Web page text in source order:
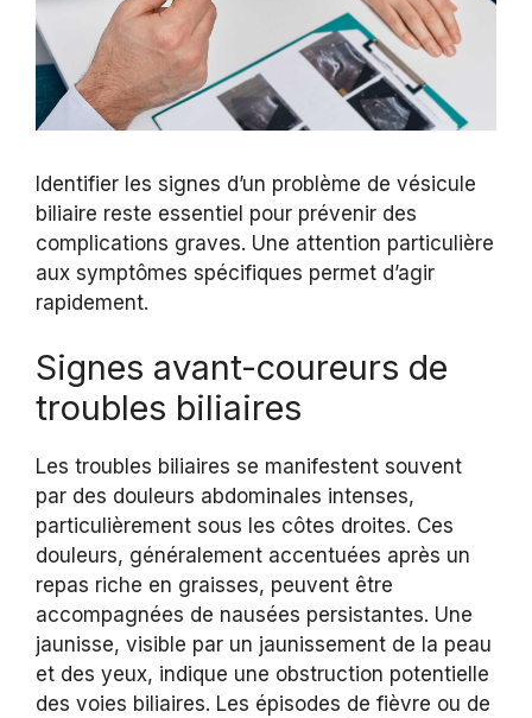
Identifier les signes d’un problème de vésicule
biliaire reste essentiel pour prévenir des
complications graves. Une attention particulière
aux symptômes spécifiques permet d’agir
rapidement.
Signes avant-coureurs de
troubles biliaires
Les troubles biliaires se manifestent souvent
par des douleurs abdominales intenses,
particulièrement sous les côtes droites. Ces
douleurs, généralement accentuées après un
repas riche en graisses, peuvent être
accompagnées de nausées persistantes. Une
jaunisse, visible par un jaunissement de la peau
et des yeux, indique une obstruction potentielle
des voies biliaires. Les épisodes de fièvre ou de